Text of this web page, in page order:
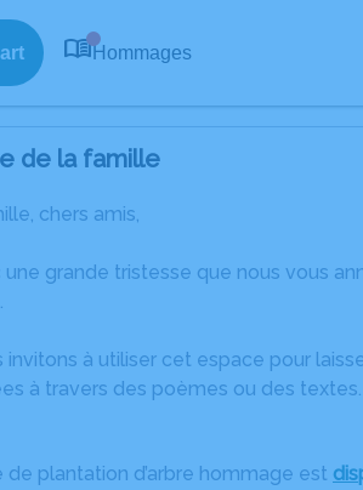
Hommages
de la famille
chers amis,
une grande tristesse que nous vous
invitons à utiliser cet espace pour
à travers des poèmes ou des
de plantation d’arbre hommage est